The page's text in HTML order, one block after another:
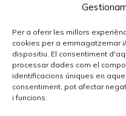
Per a oferir les millors
cookies per a emmagatzemar
dispositiu. El consentiment
processar dades com el
identificacions úniques en
consentiment, pot afectar
i funcions.